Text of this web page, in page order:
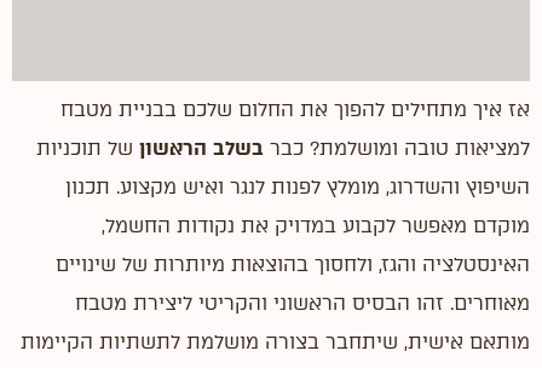
אז איך מתחילים להפוך את החלום שלכם בבניית מטבח
למציאות טובה ומושלמת? כבר בשלב הראשון של תוכניות
השיפוץ והשדרוג, מומלץ לפנות לנגר ואיש מקצוע. תכנון
מוקדם מאפשר לקבוע במדויק את נקודות החשמל,
האינסטלציה והגז, ולחסוך בהוצאות מיותרות של שינויים
מאוחרים. זהו הבסיס הראשוני והקריטי ליצירת מטבח
מותאם אישית, שיתחבר בצורה מושלמת לתשתיות הקיימות